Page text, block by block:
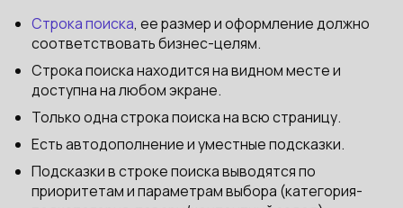
Строка поиска, ее размер и оформление должно
соответствовать бизнес-целям.
Строка поиска находится на видном месте и
доступна на любом экране.
Только одна строка поиска на всю страницу.
Есть автодополнение и уместные подсказки.
Подсказки в строке поиска выводятся по
приоритетам и параметрам выбора (категория-